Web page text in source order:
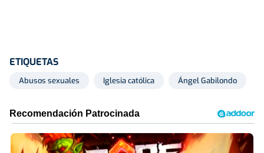
ETIQUETAS
Abusos sexuales Iglesia católica Ángel Gabilondo